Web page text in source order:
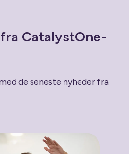
CatalystOne-
de seneste nyheder fra